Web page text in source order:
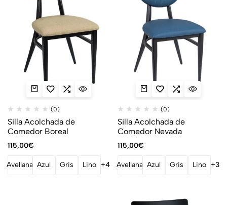
(0)
Silla Acolchada de
Comedor Boreal
115,00€
Avellana Azul Gris Lino +4
(0)
Silla Acolchada de
Comedor Nevada
115,00€
Avellana Azul Gris Lino +3